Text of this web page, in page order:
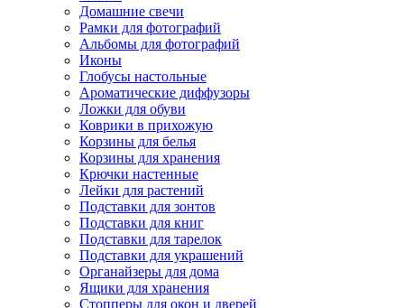
Домашние свечи
Рамки для фотографий
Альбомы для фотографий
Иконы
Глобусы настольные
Ароматические диффузоры
Ложки для обуви
Коврики в прихожую
Корзины для белья
Корзины для хранения
Крючки настенные
Лейки для растений
Подставки для зонтов
Подставки для книг
Подставки для тарелок
Подставки для украшений
Органайзеры для дома
Ящики для хранения
Стопперы для окон и дверей